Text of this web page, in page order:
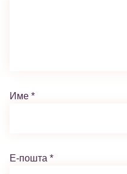
Име *
Е-пошта *